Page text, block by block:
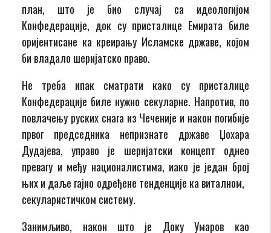
план, што је био случај са идеологијом
Конфедерације, док су присталице Емирата биле
оријентисане ка креирању Исламске државе, којом
би владало шеријатско право.
Не треба ипак сматрати како су присталице
Конфедерације биле нужно секуларне. Напротив, по
повлачењу руских снага из Чеченије и након погибије
првог председника непризнате државе Џохара
Дудајева, управо је шеријатски концепт однео
превагу и међу националистима, иако је један број
њих и даље гајио одређене тенденције ка виталном,
секуларистичком систему.
Занимљиво, након што је Доку Умаров као